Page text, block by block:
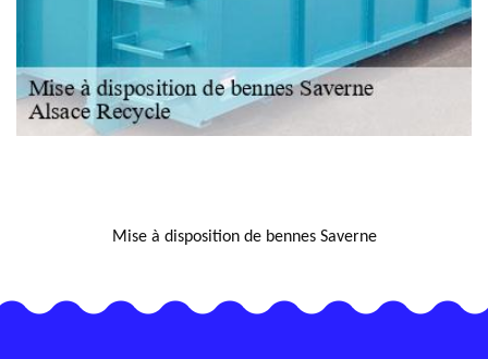
Mise à disposition de bennes Saverne